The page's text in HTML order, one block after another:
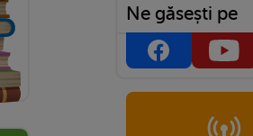
Ne găsești pe